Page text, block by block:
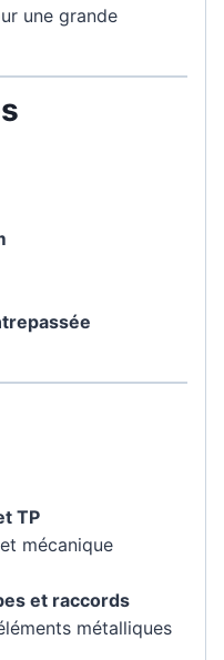
une grande
TP
et mécanique
et raccords
métalliques